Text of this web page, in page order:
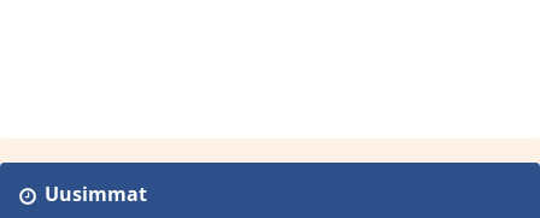
Uusimmat